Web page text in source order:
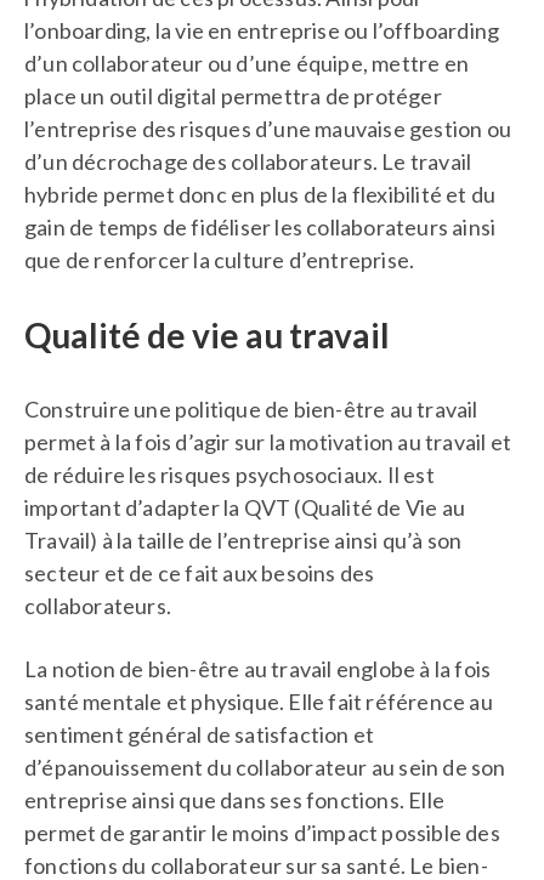
l’onboarding, la vie en entreprise ou l’offboarding
d’un collaborateur ou d’une équipe, mettre en
place un outil digital permettra de protéger
l’entreprise des risques d’une mauvaise gestion ou
d’un décrochage des collaborateurs. Le travail
hybride permet donc en plus de la flexibilité et du
gain de temps de fidéliser les collaborateurs ainsi
que de renforcer la culture d’entreprise.
Qualité de vie au travail
Construire une politique de bien-être au travail
permet à la fois d’agir sur la motivation au travail et
de réduire les risques psychosociaux. Il est
important d’adapter la QVT (Qualité de Vie au
Travail) à la taille de l’entreprise ainsi qu’à son
secteur et de ce fait aux besoins des
collaborateurs.
La notion de bien-être au travail englobe à la fois
santé mentale et physique. Elle fait référence au
sentiment général de satisfaction et
d’épanouissement du collaborateur au sein de son
entreprise ainsi que dans ses fonctions. Elle
permet de garantir le moins d’impact possible des
fonctions du collaborateur sur sa santé. Le bien-